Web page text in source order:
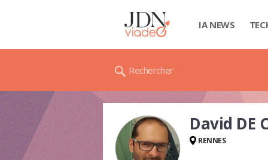
IA NEWS
Rechercher
David DE
RENNES